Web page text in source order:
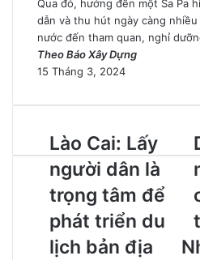
Qua đó, hướng đến một Sa Pa
dẫn và thu hút ngày càng
nước đến tham quan, nghỉ
Theo Báo Xây Dựng
15 Tháng 3, 2024
Lào Cai: Lấy
người dân là
trọng tâm để
phát triển du
lịch bản địa